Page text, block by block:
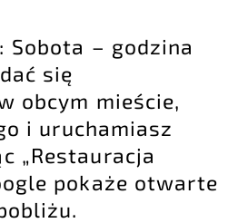
Sobota – godzina
się
obcym mieście,
i uruchamiasz
„Restauracja
pokaże otwarte